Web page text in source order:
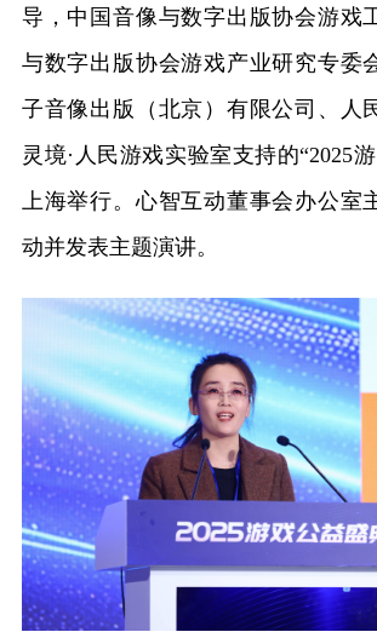
导，中国音像与数字出版协会游戏
与数字出版协会游戏产业研究专委
子音像出版（北京）有限公司、人
灵境·人民游戏实验室支持的“2025
上海举行。心智互动董事会办公室
动并发表主题演讲。